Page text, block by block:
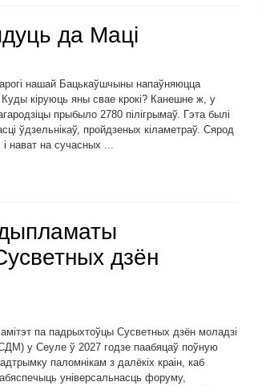
да Маці
нашай Бацькаўшчыны напаўняюцца
кіруюць яны свае крокі? Канешне ж, у
прыбыло 2780 пілігрымаў. Гэта былі
ўдзельнікаў, пройдзеных кіламетраў. Сярод
і нават на сучасных ...
дзён
па падрыхтоўцы Сусветных дзён моладзі
у Сеуле ў 2027 годзе паабяцаў поўную
паломнікам з далёкіх краін, каб
універсальнасць форуму,